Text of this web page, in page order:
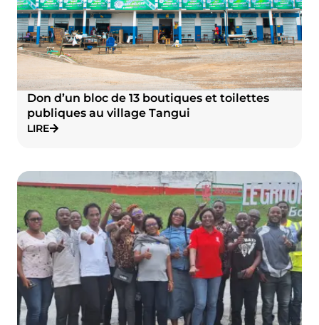
Don d’un bloc de 13 boutiques et toilettes
publiques au village Tangui
LIRE